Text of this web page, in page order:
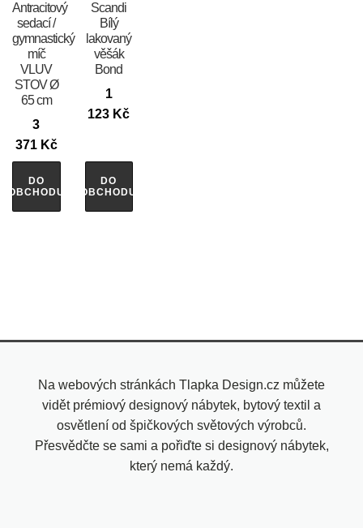
Antracitový
sedací /
gymnastický
míč
VLUV
STOV Ø
65 cm
3
371 Kč
DO
OBCHODU
Scandi
Bílý
lakovaný
věšák
Bond
1
123 Kč
DO
OBCHODU
Na webových stránkách Tlapka Design.cz můžete
vidět prémiový designový nábytek, bytový textil a
osvětlení od špičkových světových výrobců.
Přesvědčte se sami a pořiďte si designový nábytek,
který nemá každý.